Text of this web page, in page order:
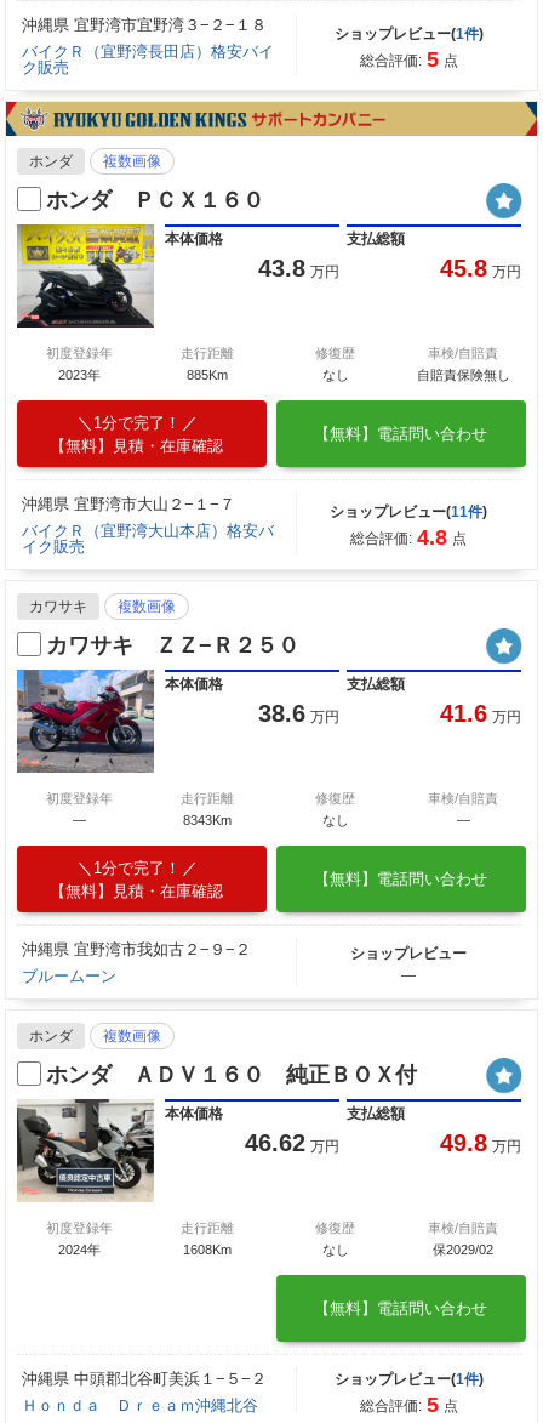
沖縄県 宜野湾市宜野湾３−２−１８
バイクＲ（宜野湾長田店）格安バイ
ク販売
ショップレビュー(1件)
総合評価: 5 点
ホンダ 複数画像
ホンダ ＰＣＸ１６０
本体価格
43.8 万円
支払総額
45.8 万円
初度登録年
2023年
走行距離
885Km
修復歴
なし
車検/自賠責
自賠責保険無し
1分で完了！
【無料】見積・在庫確認
【無料】電話問い合わせ
沖縄県 宜野湾市大山２−１−７
バイクＲ（宜野湾大山本店）格安バ
イク販売
ショップレビュー(11件)
総合評価: 4.8 点
カワサキ 複数画像
カワサキ ＺＺ−Ｒ２５０
本体価格
38.6 万円
支払総額
41.6 万円
初度登録年
—
走行距離
8343Km
修復歴
なし
車検/自賠責
―
1分で完了！
【無料】見積・在庫確認
【無料】電話問い合わせ
沖縄県 宜野湾市我如古２−９−２
ブルームーン
ショップレビュー
―
ホンダ 複数画像
ホンダ ＡＤＶ１６０ 純正ＢＯＸ付
本体価格
46.62 万円
支払総額
49.8 万円
初度登録年
2024年
走行距離
1608Km
修復歴
なし
車検/自賠責
保2029/02
【無料】電話問い合わせ
沖縄県 中頭郡北谷町美浜１−５−２
Ｈｏｎｄａ Ｄｒｅａｍ沖縄北谷
ショップレビュー(1件)
総合評価: 5 点